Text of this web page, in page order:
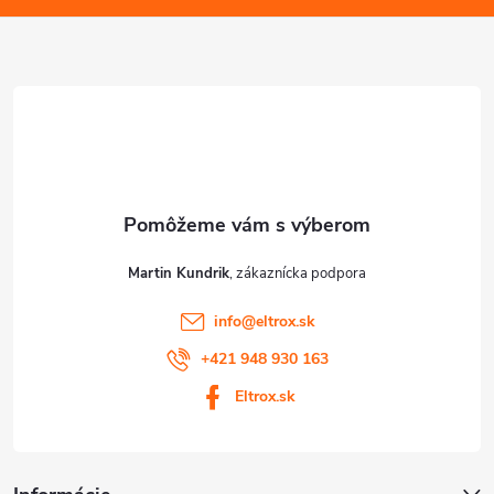
Martin Kundrik
info@eltrox.sk
+421 948 930 163
Eltrox.sk